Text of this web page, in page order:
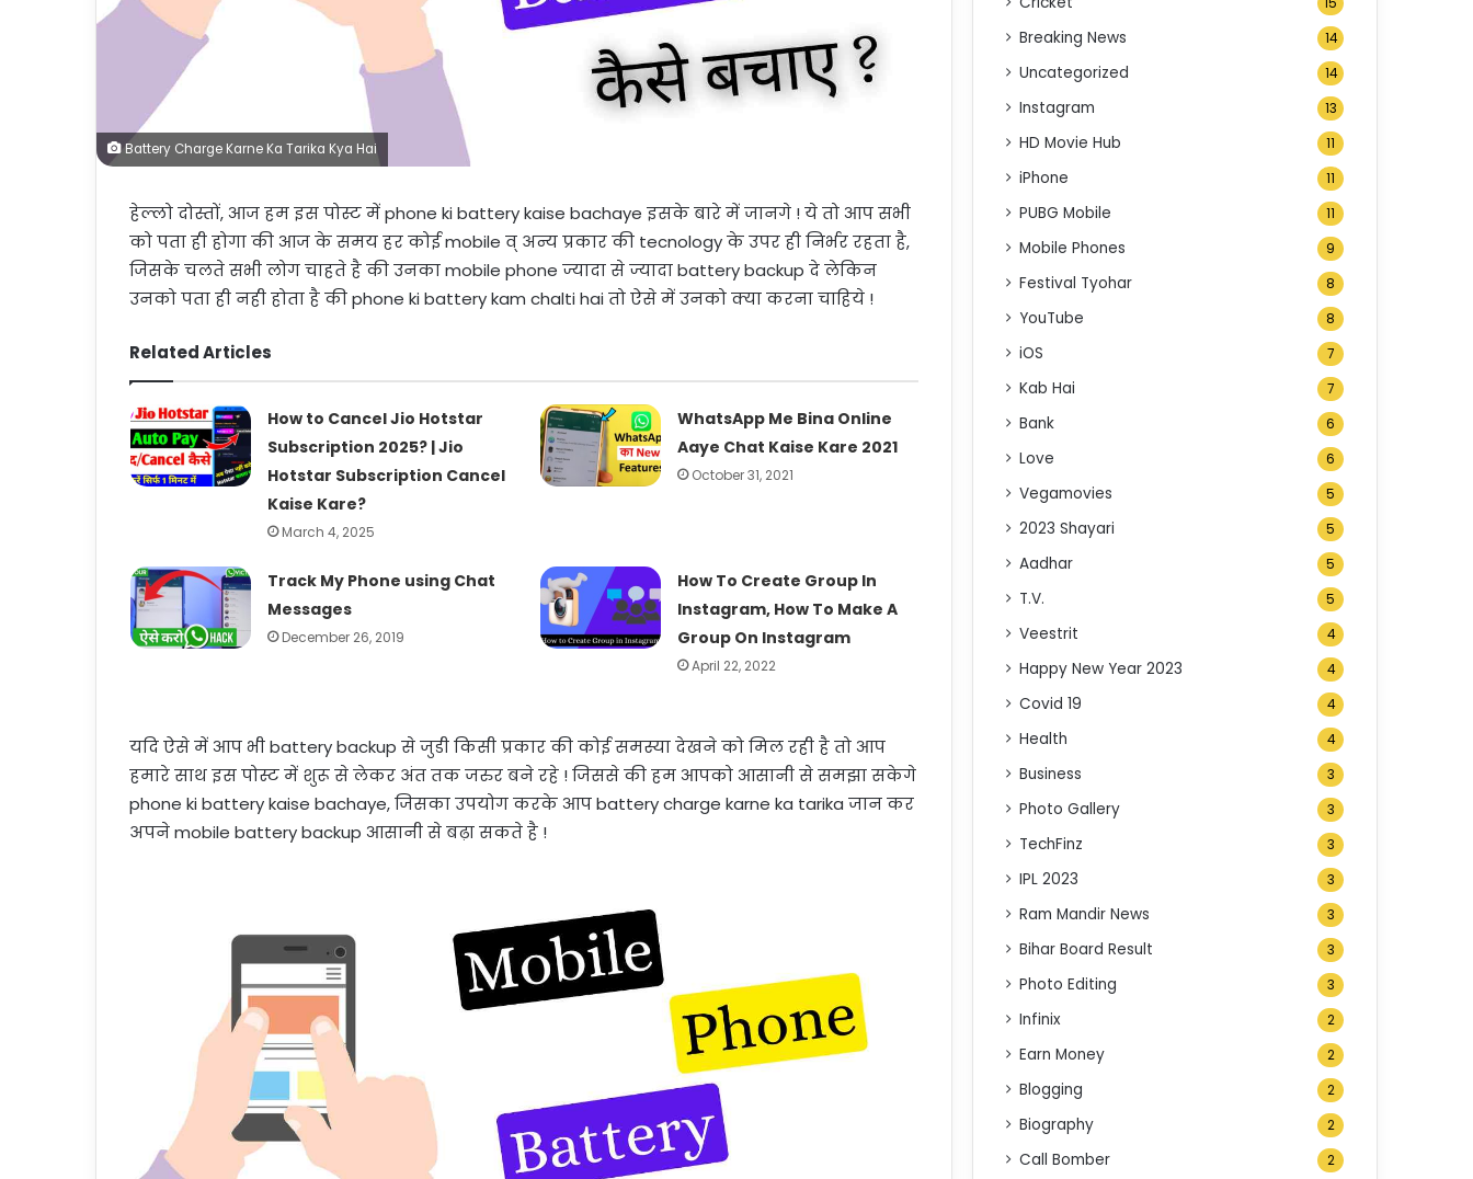
Battery Charge Karne Ka Tarika Kya Hai
हेल्लो दोस्तों, आज हम इस पोस्ट में phone ki battery kaise bachaye इसके बारे में जानगे ! ये तो आप सभी
को पता ही होगा की आज के समय हर कोई mobile व् अन्य प्रकार की tecnology के उपर ही निर्भर रहता है,
जिसके चलते सभी लोग चाहते है की उनका mobile phone ज्यादा से ज्यादा battery backup दे लेकिन
उनको पता ही नही होता है की phone ki battery kam chalti hai तो ऐसे में उनको क्या करना चाहिये !
Related Articles
How to Cancel Jio Hotstar
Subscription 2025? | Jio
Hotstar Subscription Cancel
Kaise Kare?
March 4, 2025
WhatsApp Me Bina Online
Aaye Chat Kaise Kare 2021
October 31, 2021
Track My Phone using Chat
Messages
December 26, 2019
How To Create Group In
Instagram, How To Make A
Group On Instagram
April 22, 2022
यदि ऐसे में आप भी battery backup से जुडी किसी प्रकार की कोई समस्या देखने को मिल रही है तो आप
हमारे साथ इस पोस्ट में शुरू से लेकर अंत तक जरुर बने रहे ! जिससे की हम आपको आसानी से समझा सकेगे
phone ki battery kaise bachaye, जिसका उपयोग करके आप battery charge karne ka tarika जान कर
अपने mobile battery backup आसानी से बढ़ा सकते है !
Breaking News 14
Uncategorized 14
Instagram 13
HD Movie Hub 11
iPhone 11
PUBG Mobile 11
Mobile Phones 9
Festival Tyohar 8
YouTube 8
iOS 7
Kab Hai 7
Bank 6
Love 6
Vegamovies 5
2023 Shayari 5
Aadhar 5
T.V. 5
Veestrit 4
Happy New Year 2023 4
Covid 19 4
Health 4
Business 3
Photo Gallery 3
TechFinz 3
IPL 2023 3
Ram Mandir News 3
Bihar Board Result 3
Photo Editing 3
Infinix 2
Earn Money 2
Blogging 2
Biography 2
Call Bomber 2